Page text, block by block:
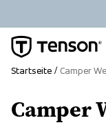
Camper
Startseite Camper